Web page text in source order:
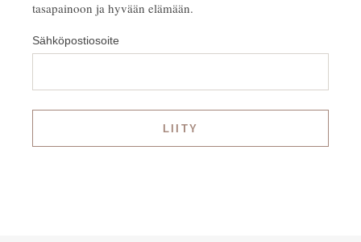
tasapainoon ja hyvään elämään.
Sähköpostiosoite